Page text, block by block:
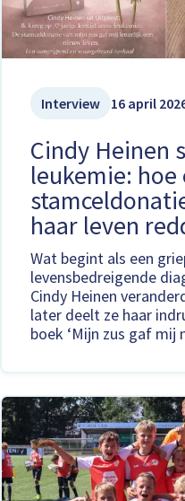
Interview 16 april
Cindy Heinen
leukemie: hoe
haar leven
Wat begint als een
levensbedreigende
Cindy Heinen
later deelt ze haar
boek ‘Mijn zus gaf mij